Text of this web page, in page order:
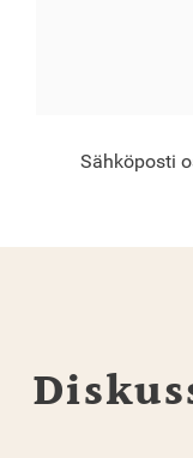
Sähköposti